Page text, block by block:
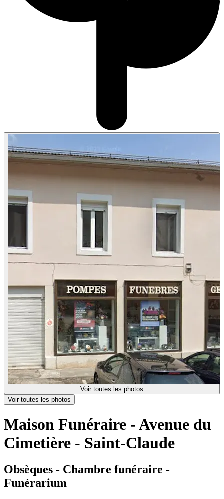
Voir toutes les photos
Voir toutes les photos
Maison Funéraire - Avenue du
Cimetière - Saint-Claude
Obsèques - Chambre funéraire -
Funérarium